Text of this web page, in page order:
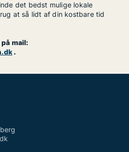
det bedst mulige lokale
at så lidt af din kostbare tid
mail:
.